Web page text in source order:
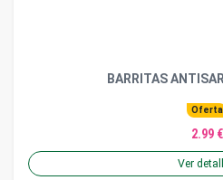
BARRITAS
Oferta
2.99 €
Ver